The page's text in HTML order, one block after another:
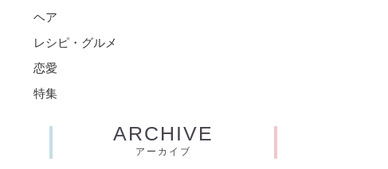
ヘア
レシピ・グルメ
恋愛
特集
ARCHIVE
アーカイブ